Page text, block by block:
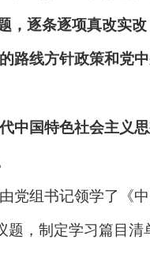
，逐条逐项真改实
路线方针政策和党
中国特色社会主义
党组书记领学了《
，制定学习篇目